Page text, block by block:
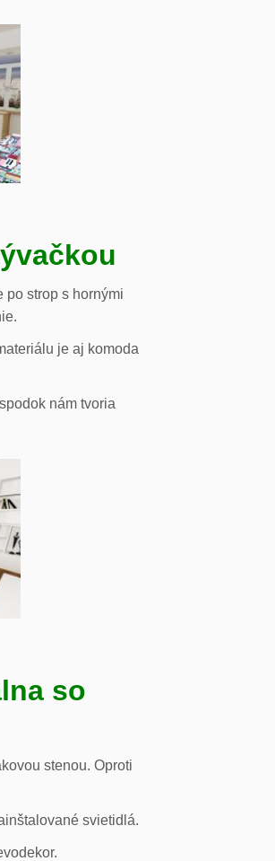
po strop s hornými
je aj komoda
nám tvoria
so
stenou. Oproti
svietidlá.